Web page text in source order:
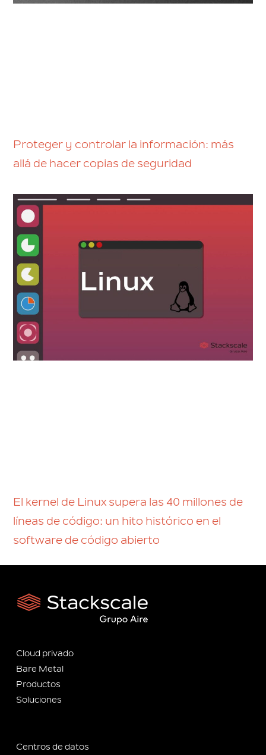
Proteger y controlar la información: más
allá de hacer copias de seguridad
El kernel de Linux supera las 40 millones de
líneas de código: un hito histórico en el
software de código abierto
Cloud privado
Bare Metal
Productos
Soluciones
Centros de datos